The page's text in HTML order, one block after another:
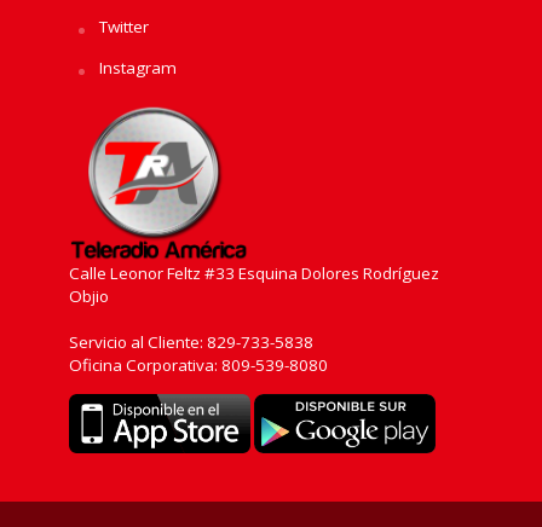
Twitter
Instagram
Calle Leonor Feltz #33 Esquina Dolores Rodríguez
Objio
Servicio al Cliente: 829-733-5838
Oficina Corporativa: 809-539-8080